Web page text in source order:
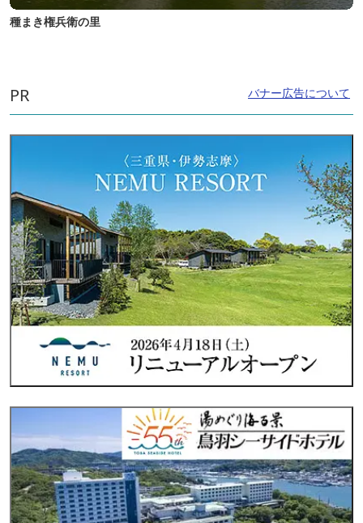
種まき権兵衛の里
PR バナー広告について